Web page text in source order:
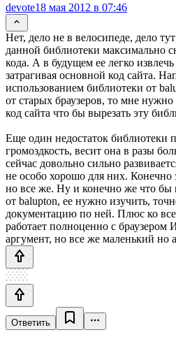
devote18 мая 2012 в 07:46
Нет, дело не в велосипеде, дело
данной библиотеки максимально
кода. А в будущем ее легко
затрагивая основной код сайта.
использованием библиотеки от
от старых браузеров, то мне нужно
код сайта что бы вырезать эту
Еще один недостаток библиотеки
громоздкость, весит она в разы
сейчас довольно сильно
не особо хорошо для них. Конечно
но все же. Ну и конечно же что бы
от balupton, ее нужно изучить,
документацию по ней. Плюс ко
работает полноценно с браузером
аргумент, но все же маленький но
Ответить